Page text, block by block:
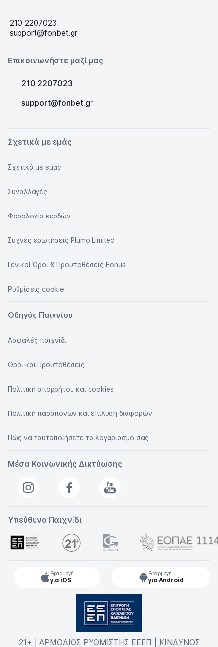
210 2207023
support@fonbet.gr
Επικοινωνήστε μαζί μας
210 2207023
support@fonbet.gr
Σχετικά με εμάς
Σχετικά με εμάς
Συναλλαγές
Φορολογία κερδών
Συχνές ερωτήσεις Plumo Limited
Γενικοί Όροι & Προϋποθέσεις Bonus
Ρυθμίσεις cookie
Οδηγός Παιγνίου
Ασφαλές παιχνίδι
Οροι και Προϋποθέσεις
Πολιτική απορρήτου και cookies
Πολιτική παραπόνων και επίλυση διαφορών
Πώς να ταυτοποιήσετε το λογαριασμό σας
Μέσα Κοινωνικής Δικτύωσης
Υπεύθυνο Παιχνίδι
Εφαρμογή
για iOS
Εφαρμογή
για Android
21+ | ΑΡΜΟΔΙΟΣ ΡΥΘΜΙΣΤΗΣ ΕΕΕΠ | ΚΙΝΔΥΝΟΣ